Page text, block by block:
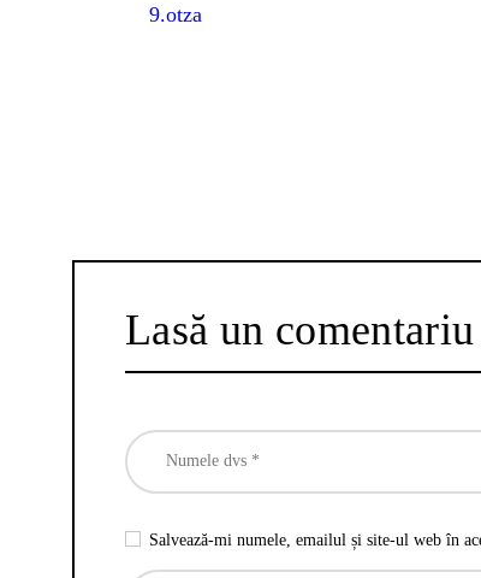
9.otza
Lasă un comentariu
Salvează-mi numele, emailul și site-ul web în